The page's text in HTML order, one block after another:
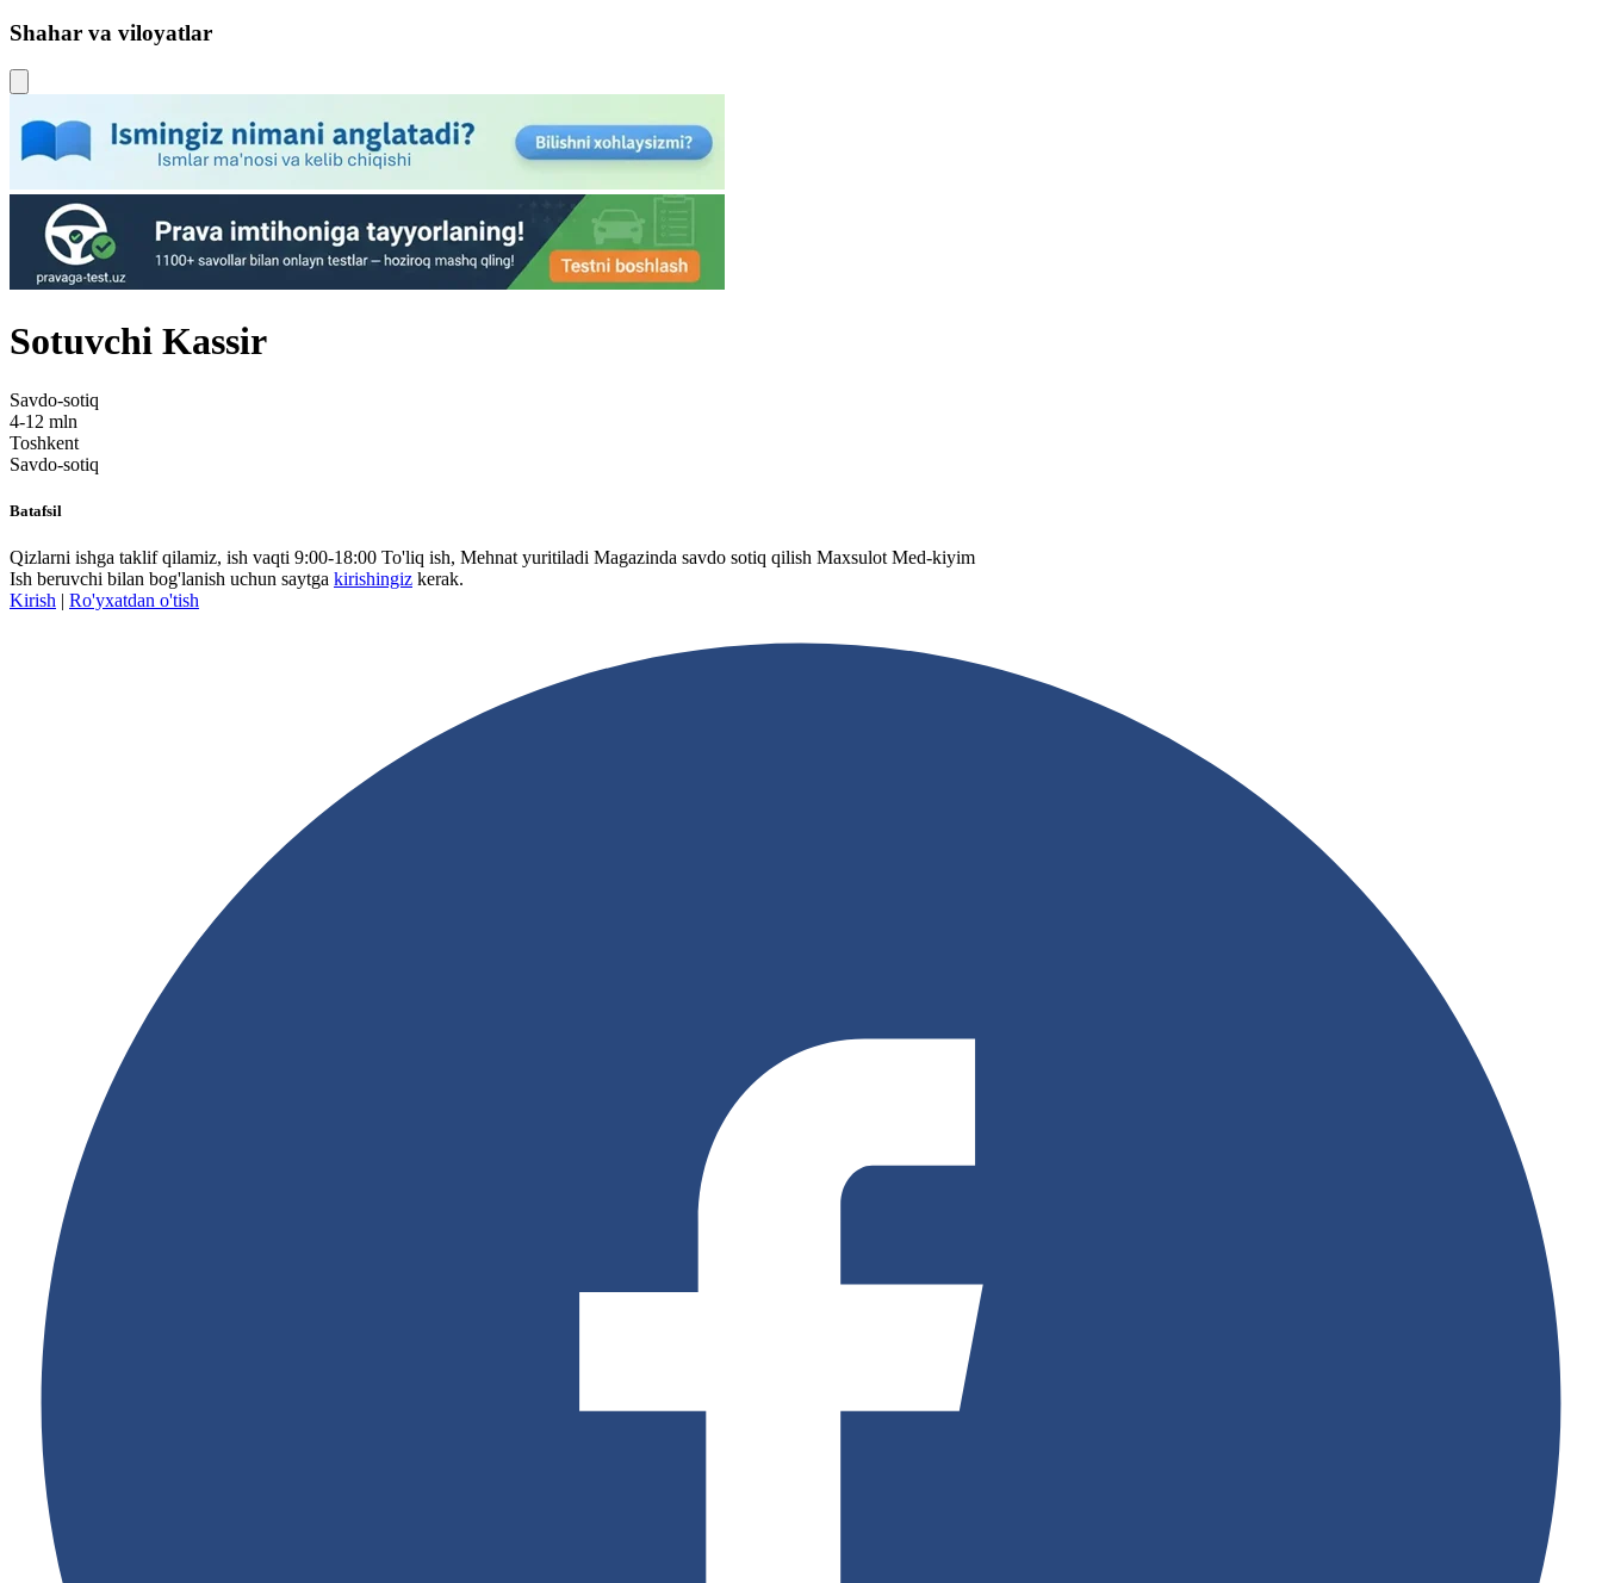
Shahar va viloyatlar
Sotuvchi Kassir
Savdo-sotiq
4-12 mln
Toshkent
Savdo-sotiq
Batafsil
Qizlarni ishga taklif qilamiz, ish vaqti 9:00-18:00 To'liq ish, Mehnat yuritiladi Magazinda savdo sotiq qilish Maxsulot Med-kiyim
Ish beruvchi bilan bog'lanish uchun saytga kirishingiz kerak.
Kirish | Ro'yxatdan o'tish